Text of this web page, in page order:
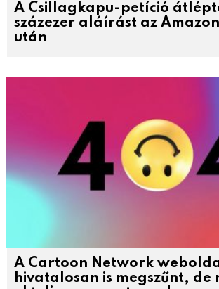
A Csillagkapu-petíció
százezer aláírást az
után
A Cartoon Network
hivatalosan is megszűnt, de